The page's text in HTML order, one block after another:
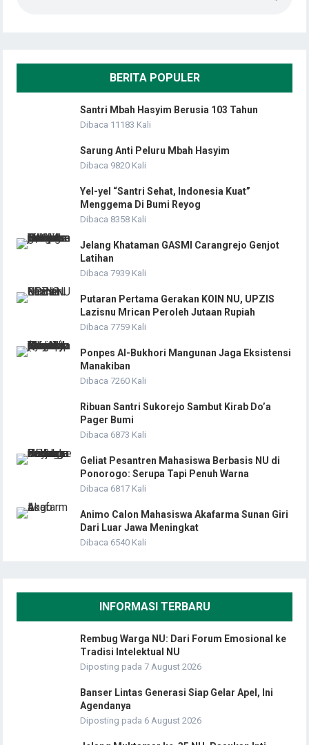
BERITA POPULER
Santri Mbah Hasyim Berusia 103 Tahun
Dibaca 11183 Kali
Sarung Anti Peluru Mbah Hasyim
Dibaca 9820 Kali
Yel-yel “Santri Sehat, Indonesia Kuat”
Menggema Di Bumi Reyog
Dibaca 8358 Kali
Jelang Khataman GASMI Carangrejo Genjot
Latihan
Dibaca 7939 Kali
Putaran Pertama Gerakan KOIN NU, UPZIS
Lazisnu Mrican Peroleh Jutaan Rupiah
Dibaca 7759 Kali
Ponpes Al-Bukhori Mangunan Jaga Eksistensi
Manakiban
Dibaca 7260 Kali
Ribuan Santri Sukorejo Sambut Kirab Do’a
Pager Bumi
Dibaca 6873 Kali
Geliat Pesantren Mahasiswa Berbasis NU di
Ponorogo: Serupa Tapi Penuh Warna
Dibaca 6817 Kali
Animo Calon Mahasiswa Akafarma Sunan Giri
Dari Luar Jawa Meningkat
Dibaca 6540 Kali
INFORMASI TERBARU
Rembug Warga NU: Dari Forum Emosional ke
Tradisi Intelektual NU
Diposting pada 7 August 2026
Banser Lintas Generasi Siap Gelar Apel, Ini
Agendanya
Diposting pada 6 August 2026